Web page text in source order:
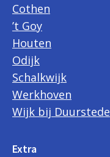
Cothen
’t Goy
Houten
Odijk
Schalkwijk
Werkhoven
Wijk bij Duurstede
Extra